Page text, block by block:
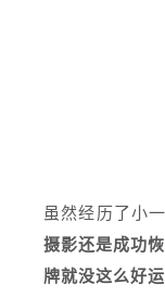
虽然经历了小
摄影还是成功
牌就没这么好运